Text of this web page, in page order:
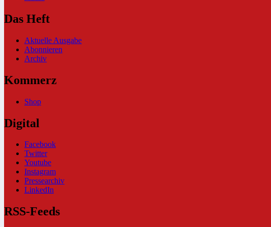
Das Heft
Aktuelle Ausgabe
Abonnieren
Archiv
Kommerz
Shop
Digital
Facebook
Twitter
Youtube
Instagram
Pressearchiv
LinkedIn
RSS-Feeds